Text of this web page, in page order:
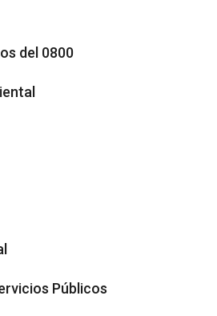
del 0800
Públicos